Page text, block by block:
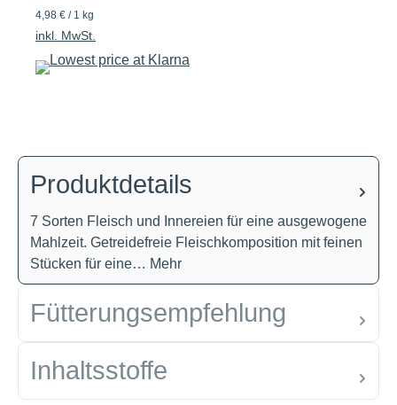
4,98 € / 1 kg
inkl. MwSt.
Produktdetails
7 Sorten Fleisch und Innereien für eine ausgewogene
Mahlzeit. Getreidefreie Fleischkomposition mit feinen
Stücken für eine… Mehr
Fütterungsempfehlung
Inhaltsstoffe